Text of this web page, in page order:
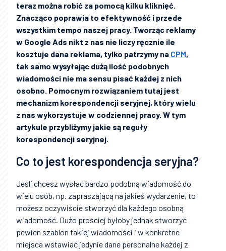
teraz można robić za pomocą kilku kliknięć.
Znacząco poprawia to efektywność i przede
wszystkim tempo naszej pracy. Tworząc reklamy
w Google Ads nikt z nas nie liczy ręcznie ile
kosztuje dana reklama, tylko patrzymy na CPM,
tak samo wysyłając dużą ilość podobnych
wiadomości nie ma sensu pisać każdej z nich
osobno. Pomocnym rozwiązaniem tutaj jest
mechanizm korespondencji seryjnej, który wielu
z nas wykorzystuje w codziennej pracy. W tym
artykule przybliżymy jakie są reguły
korespondencji seryjnej.
Co to jest korespondencja seryjna?
Jeśli chcesz wysłać bardzo podobną wiadomość do
wielu osób, np. zapraszającą na jakieś wydarzenie, to
możesz oczywiście stworzyć dla każdego osobną
wiadomość. Dużo prościej byłoby jednak stworzyć
pewien szablon takiej wiadomości i w konkretne
miejsca wstawiać jedynie dane personalne każdej z